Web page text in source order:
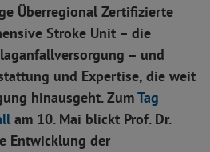
Überregional Zertifizierte
Stroke Unit – die
– und
und Expertise, die weit
hinausgeht. ZumTag
am 10. Mai blickt Prof. Dr.
Entwicklung der